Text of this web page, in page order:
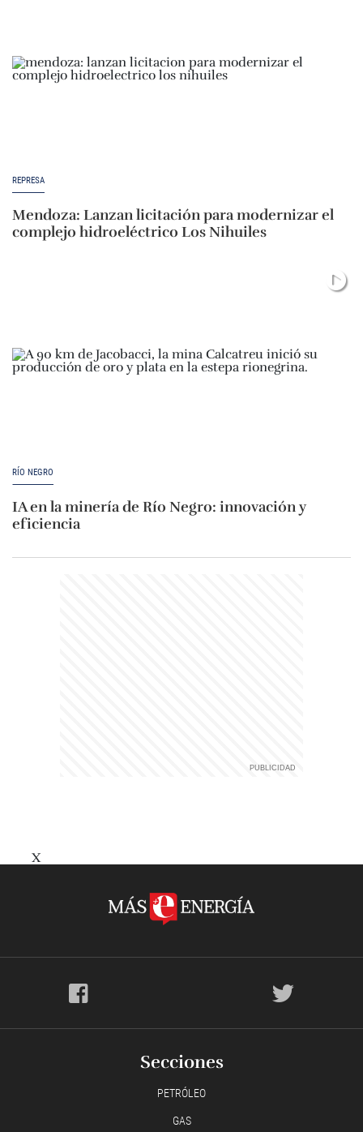
REPRESA
Mendoza: Lanzan licitación para modernizar el
complejo hidroeléctrico Los Nihuiles
RÍO NEGRO
IA en la minería de Río Negro: innovación y
eficiencia
X
Secciones
PETRÓLEO
GAS